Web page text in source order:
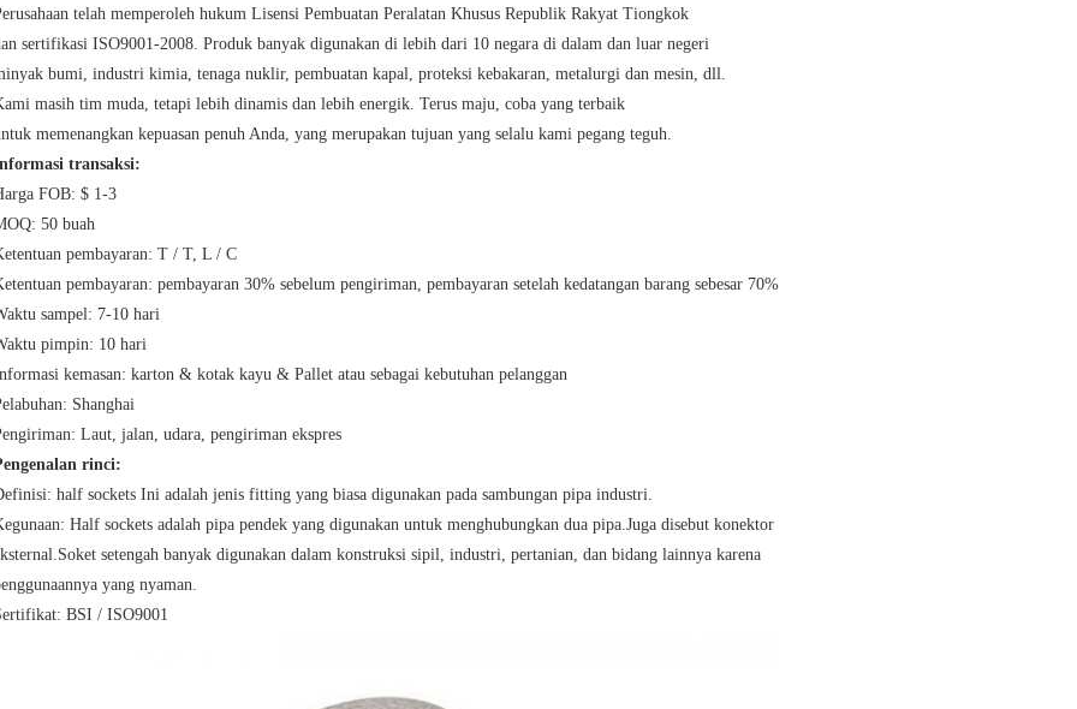
telah memperoleh hukum Lisensi Pembuatan Peralatan Khusus Republik Rakyat Tiongkok
sertifikasi ISO9001-2008. Produk banyak digunakan di lebih dari 10 negara di dalam dan luar negeri
bumi, industri kimia, tenaga nuklir, pembuatan kapal, proteksi kebakaran, metalurgi dan mesin, dll.
masih tim muda, tetapi lebih dinamis dan lebih energik. Terus maju, coba yang terbaik
memenangkan kepuasan penuh Anda, yang merupakan tujuan yang selalu kami pegang teguh.
transaksi:
FOB: $ 1-3
50 buah
pembayaran: T / T, L / C
pembayaran: pembayaran 30% sebelum pengiriman, pembayaran setelah kedatangan barang sebesar 70%
sampel: 7-10 hari
pimpin: 10 hari
kemasan: karton & kotak kayu & Pallet atau sebagai kebutuhan pelanggan
Shanghai
Laut, jalan, udara, pengiriman ekspres
rinci:
half sockets Ini adalah jenis fitting yang biasa digunakan pada sambungan pipa industri.
Half sockets adalah pipa pendek yang digunakan untuk menghubungkan dua pipa.Juga disebut konektor
setengah banyak digunakan dalam konstruksi sipil, industri, pertanian, dan bidang lainnya karena
yang nyaman.
BSI / ISO9001